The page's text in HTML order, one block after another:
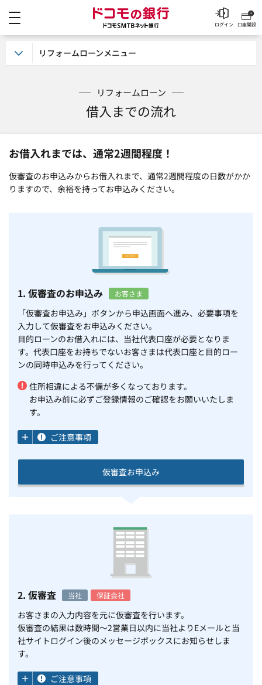
ドコモの銀行 ドコモ
口座開設
ログイン
リフォームローン
借入までの流れ
お借入れまでは、通常2週間程度！
仮審査のお申込みからお借入れまで、通常2週間程度の日数がかか
りますので、余裕を持ってお申込みください。
1. 仮審査のお申込み お客さま
「仮審査お申込み」ボタンから申込画面へ進み、必要事項を
入力して仮審査をお申込みください。
目的ローンのお借入れには、当社代表口座が必要となりま
す。代表口座をお持ちでないお客さまは代表口座と目的ロー
ンの同時申込みを行ってください。
住所相違による不備が多くなっております。
お申込み前に必ずご登録情報のご確認をお願いいたしま
す。
ご注意事項
仮審査お申込み
2. 仮審査 当社 保証会社
お客さまの入力内容を元に仮審査を行います。
仮審査の結果は数時間～2営業日以内に当社よりEメールと当
社サイトログイン後のメッセージボックスにお知らせしま
す。
ご注意事項
リフォームローンメニュー